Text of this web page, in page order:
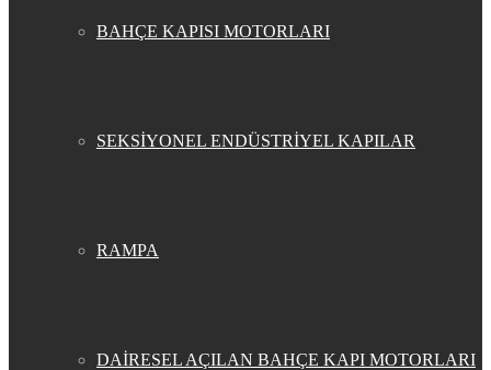
BAHÇE KAPISI MOTORLARI
SEKSİYONEL ENDÜSTRİYEL KAPILAR
RAMPA
DAİRESEL AÇILAN BAHÇE KAPI MOTORLARI